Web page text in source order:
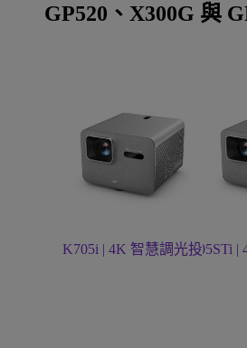
GP520、X300G 與
了解 TK705i | 4K 智慧調光投影機
了解 TK705STi |